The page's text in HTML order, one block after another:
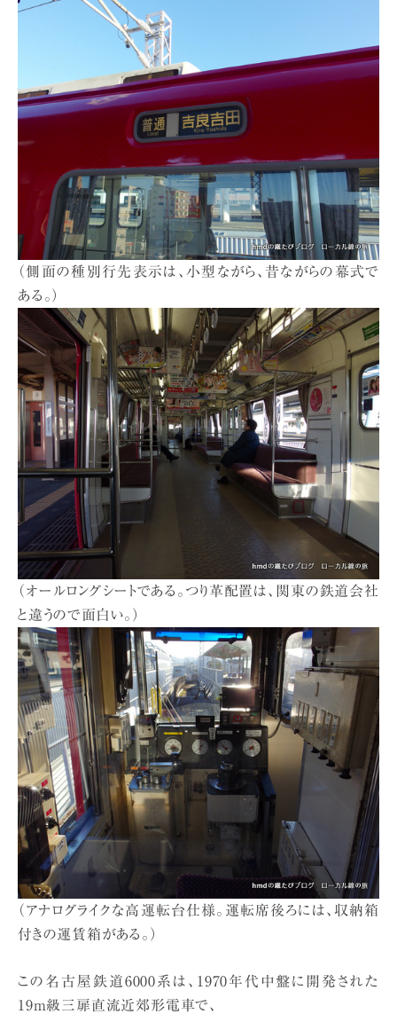
（側面の種別行先表示は、小型ながら、昔ながらの幕式で
ある。）
（オールロングシートである。つり革配置は、関東の鉄道会社
と違うので面白い。）
（アナログライクな高運転台仕様。運転席後ろには、収納箱
付きの運賃箱がある。）
この名古屋鉄道6000系は、1970年代中盤に開発された
19m級三扉直流近郊形電車で、